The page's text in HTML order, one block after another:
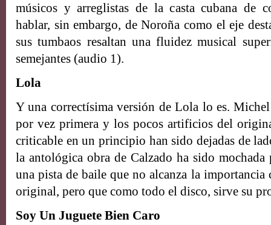
músicos y arreglistas de la casta cubana de
hablar, sin embargo, de Noroña como el eje
sus tumbaos resaltan una fluidez musical
semejantes (audio 1).
Lola
Y una correctísima versión de Lola lo es.
por vez primera y los pocos artificios del
criticable en un principio han sido dejadas de
la antológica obra de Calzado ha sido
una pista de baile que no alcanza la
original, pero que como todo el disco, sirve su
Soy Un Juguete Bien Caro